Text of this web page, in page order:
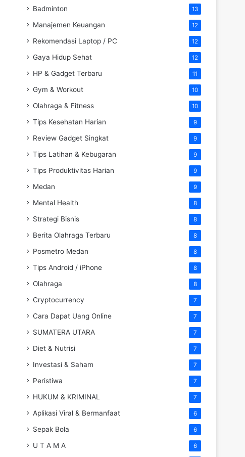
Badminton 13
Manajemen Keuangan 12
Rekomendasi Laptop / PC 12
Gaya Hidup Sehat 12
HP & Gadget Terbaru 11
Gym & Workout 10
Olahraga & Fitness 10
Tips Kesehatan Harian 9
Review Gadget Singkat 9
Tips Latihan & Kebugaran 9
Tips Produktivitas Harian 9
Medan 9
Mental Health 8
Strategi Bisnis 8
Berita Olahraga Terbaru 8
Posmetro Medan 8
Tips Android / iPhone 8
Olahraga 8
Cryptocurrency 7
Cara Dapat Uang Online 7
SUMATERA UTARA 7
Diet & Nutrisi 7
Investasi & Saham 7
Peristiwa 7
HUKUM & KRIMINAL 7
Aplikasi Viral & Bermanfaat 6
Sepak Bola 6
U T A M A 6